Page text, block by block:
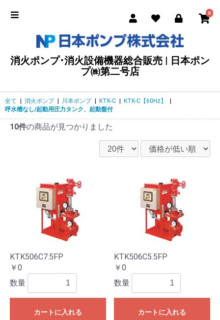
0
消火ポンプ･消火設備機器総合販売 | 日本ポン
プ㈱第二号店
全て | 消火ポンプ | 川本ポンプ | KTK-C | KTK-C【60Hz】
|
呼水槽なし/起動用圧力タンク、起動盤付
10件の商品が見つかりました
KTK506C7.5FP
￥0
数量
カートに入れる
KTK506C5.5FP
￥0
数量
カートに入れる